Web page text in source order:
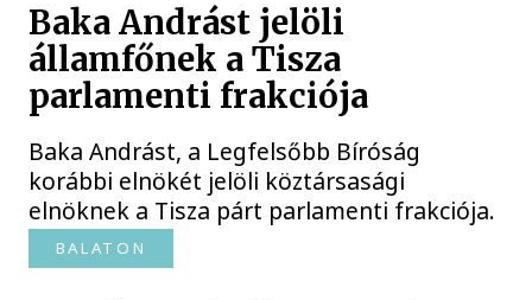
Baka Andrást jelöli
államfőnek a Tisza
parlamenti frakciója
Baka Andrást, a Legfelsőbb Bíróság
korábbi elnökét jelöli köztársasági
elnöknek a Tisza párt parlamenti frakciója.
BALATON